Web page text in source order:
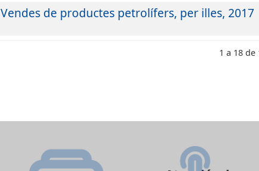
Vendes de productes petrolífers, per illes, 2017
1 a 18 de